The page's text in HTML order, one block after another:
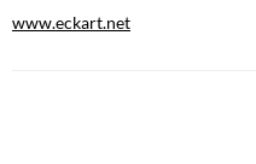
www.eckart.net